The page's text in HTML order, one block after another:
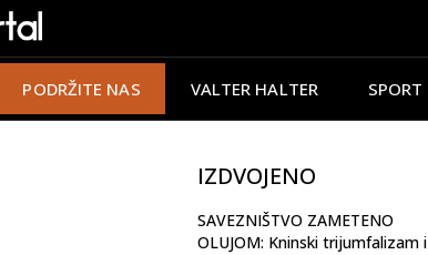
PODRŽITE NAS VALTER HALTER SPORT
IZDVOJENO
SAVEZNIŠTVO ZAMETENO
OLUJOM: Kninski trijumfalizam i